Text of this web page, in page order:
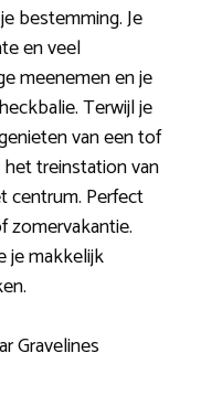
bestemming. Je
en veel
meenemen en je
Terwijl je
van een tof
treinstation van
centrum. Perfect
zomervakantie.
je makkelijk
Gravelines